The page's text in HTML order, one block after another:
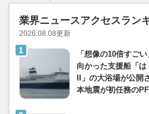
業界ニュースアクセスラン
2026.08.08更新
「想像の10倍すご
向かった支援船「は
II」の大浴場が公開
本地震が初任務の